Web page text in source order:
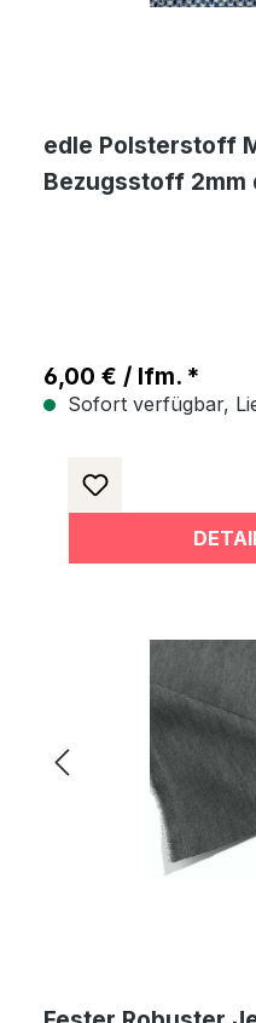
edle Polsterstoff
Bezugsstoff
6,00 € / lfm. *
Sofort verfügbar,